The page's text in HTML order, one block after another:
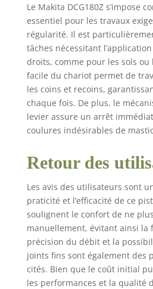
Le Makita DCG180Z s’impose
essentiel pour les travaux
régularité. Il est
tâches nécessitant
droits, comme pour les sols ou
facile du chariot permet de
les coins et recoins,
chaque fois. De plus, le
levier assure un arrêt
coulures indésirables de
Retour des
Les avis des utilisateurs sont
praticité et l’efficacité de ce
soulignent le confort de ne
manuellement, évitant ainsi la
précision du débit et la
joints fins sont également des
cités. Bien que le coût initial
les performances et la qualité